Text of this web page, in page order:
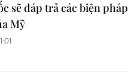
sẽ đáp trả các biện pháp
Mỹ